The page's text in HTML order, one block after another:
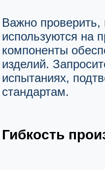
Важно
используются на
компоненты
изделий.
испытаниях,
стандартам.
Гибкость